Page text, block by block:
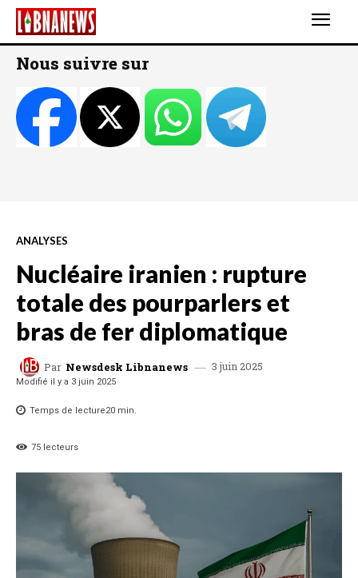
Nous suivre sur
ANALYSES
Nucléaire iranien : rupture
totale des pourparlers et
bras de fer diplomatique
Par Newsdesk Libnanews 3 juin 2025
Modifié il y a 3 juin 2025
Temps de lecture20 min.
75 lecteurs